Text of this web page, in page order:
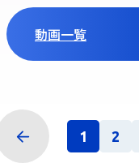
動画一覧
1 2